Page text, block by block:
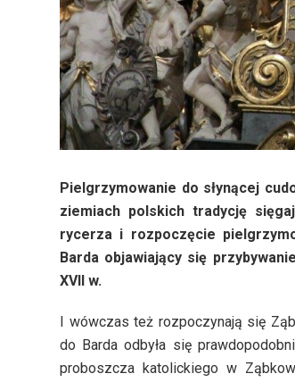
Pielgrzymowanie do słynącej
ziemiach polskich tradycję
rycerza i rozpoczęcie
Barda objawiający się
XVII w.
I wówczas też rozpoczynają się
do Barda odbyła się
proboszcza katolickiego w